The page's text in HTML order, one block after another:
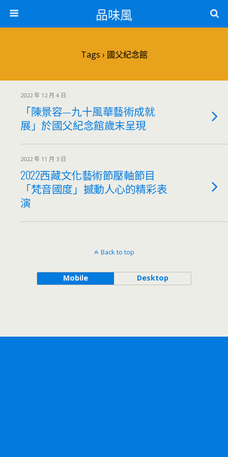
品味風
Tags › 國父紀念館
2022 年 12 月 4 日
「陳景容—九十風華藝術成就
展」於國父紀念館歲末呈現
2022 年 11 月 3 日
2022西藏文化藝術節壓軸節目
「梵音國度」撼動人心的精彩表
演
Back to top
Mobile Desktop